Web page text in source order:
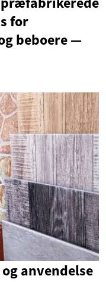
for
beboere —
anvendelse